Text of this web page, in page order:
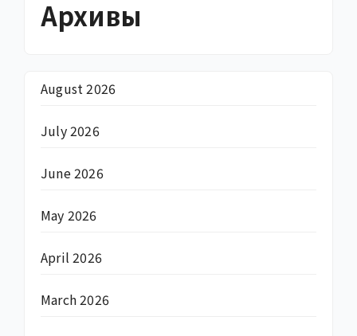
Архивы
August 2026
July 2026
June 2026
May 2026
April 2026
March 2026